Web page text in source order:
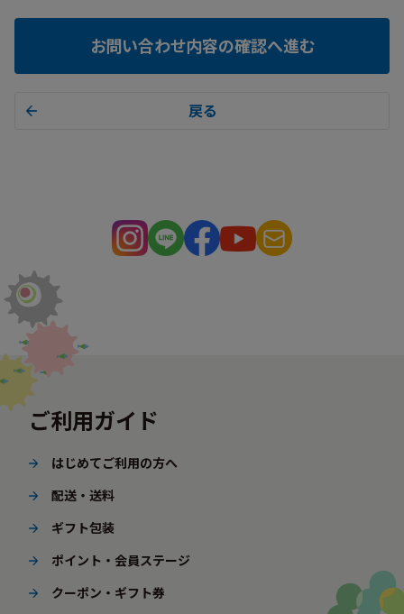
お問い合わせ内容の確認へ進む
戻る
ご利用ガイド
はじめてご利用の方へ
配送・送料
ギフト包装
ポイント・会員ステージ
クーポン・ギフト券